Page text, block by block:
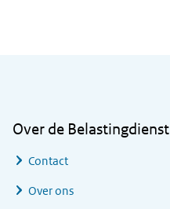
Over de Belastingdienst
Contact
Over ons